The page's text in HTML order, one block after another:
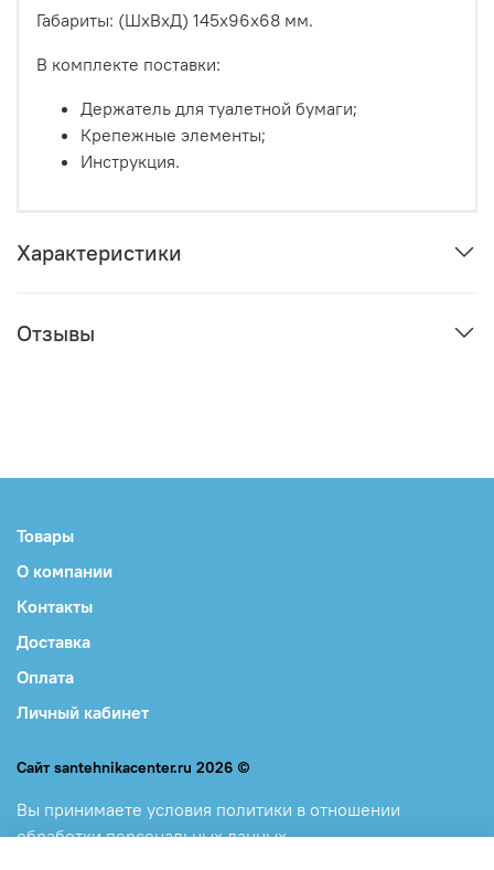
Габариты: (ШxВxД) 145x96x68 мм.
В комплекте поставки:
Держатель для туалетной бумаги;
Крепежные элементы;
Инструкция.
Характеристики
Отзывы
Товары
О компании
Контакты
Доставка
Оплата
Личный кабинет
Сайт santehnikacenter.ru 2026 ©
Вы принимаете условия политики в отношении
обработки персональных данных